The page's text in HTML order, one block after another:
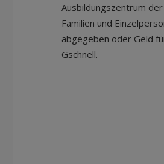
Ausbildungszentrum
Familien und
abgegeben oder Geld
Gschnell.